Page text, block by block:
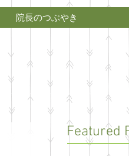
院長のつぶやき
Featured